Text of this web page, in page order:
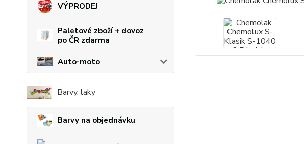
VÝPRODEJ
Paletové zboží + dovoz
po ČR zdarma
Auto-moto
Barvy, laky
Barvy na objednávku